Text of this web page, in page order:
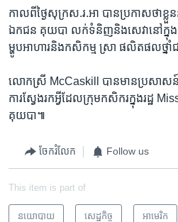
កាល​ពី​ថ្ងៃ​សុក្រ​ស.រ.អា​ បាន​ប្រកាស​ថា​ខ្
ឯកជន គុយបា​ លក់ទំនិញ​និង​សេវា​នៅក្
ម្ហូបអាហារ​និង​កសិកម្ម ស្រា​ ផលិតផល​ថ្ន
លោកស្រី McCaskill បាន​មាន​ប្រសាស
ការស្វែង​រក​អ្វី​ដែល​ក្រុមកសិករ​ក្នុង​រដ្ឋ
គុយបា​៕
ចែករំលែក Follow us
This item is part of
នយោបាយ សេដ្ឋកិច្ច អាមេរិក​